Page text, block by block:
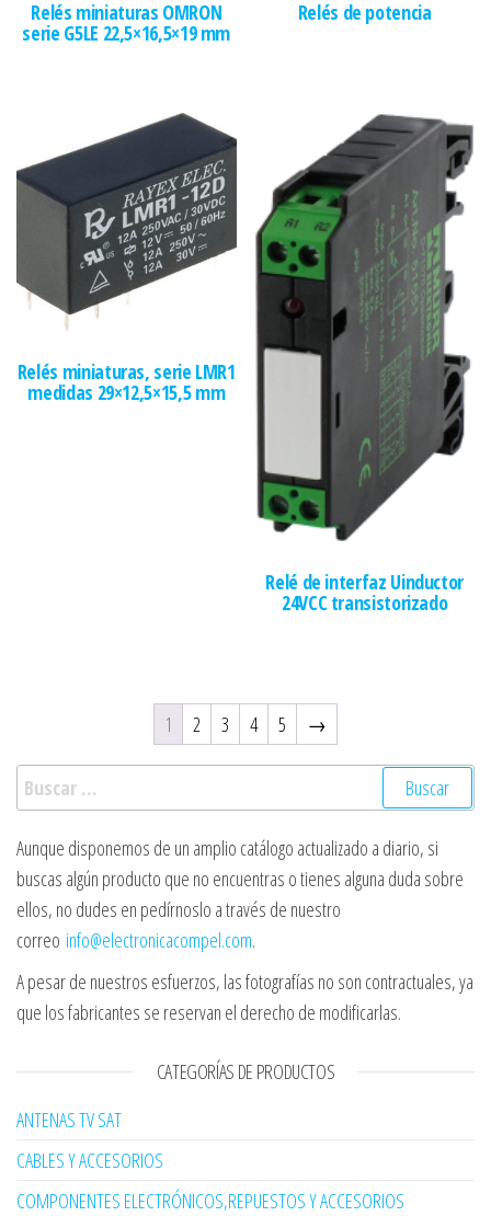
Relés miniaturas OMRON
serie G5LE 22,5×16,5×19 mm
Relés de potencia
Relés miniaturas, serie LMR1
medidas 29×12,5×15,5 mm
Relé de interfaz Uinductor
24VCC transistorizado
1 2 3 4 5 →
Buscar:
Aunque disponemos de un amplio catálogo actualizado a diario, si
buscas algún producto que no encuentras o tienes alguna duda sobre
ellos, no dudes en pedírnoslo a través de nuestro
correo info@electronicacompel.com.
A pesar de nuestros esfuerzos, las fotografías no son contractuales, ya
que los fabricantes se reservan el derecho de modificarlas.
CATEGORÍAS DE PRODUCTOS
ANTENAS TV SAT
CABLES Y ACCESORIOS
COMPONENTES ELECTRÓNICOS,REPUESTOS Y ACCESORIOS